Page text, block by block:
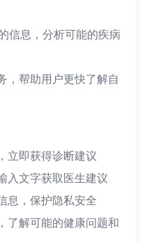
信息，分析可能的疾病
，帮助用户更快了解自
立即获得诊断建议
入文字获取医生建议
息，保护隐私安全
了解可能的健康问题和